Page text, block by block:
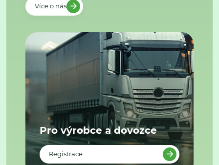
Více o nás
Pro výrobce a dovozce
Registrace